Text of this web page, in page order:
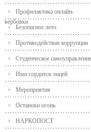
Профилактика онлайн-
вербовки
Безопасное лето
Противодействие коррупции
Студенческое самоуправление
Ими гордится лицей
Мероприятия
Останови огонь
НАРКОПОСТ